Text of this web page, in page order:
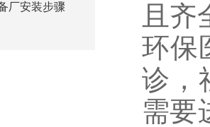
厂安装步骤
且齐
环保
诊，
需要